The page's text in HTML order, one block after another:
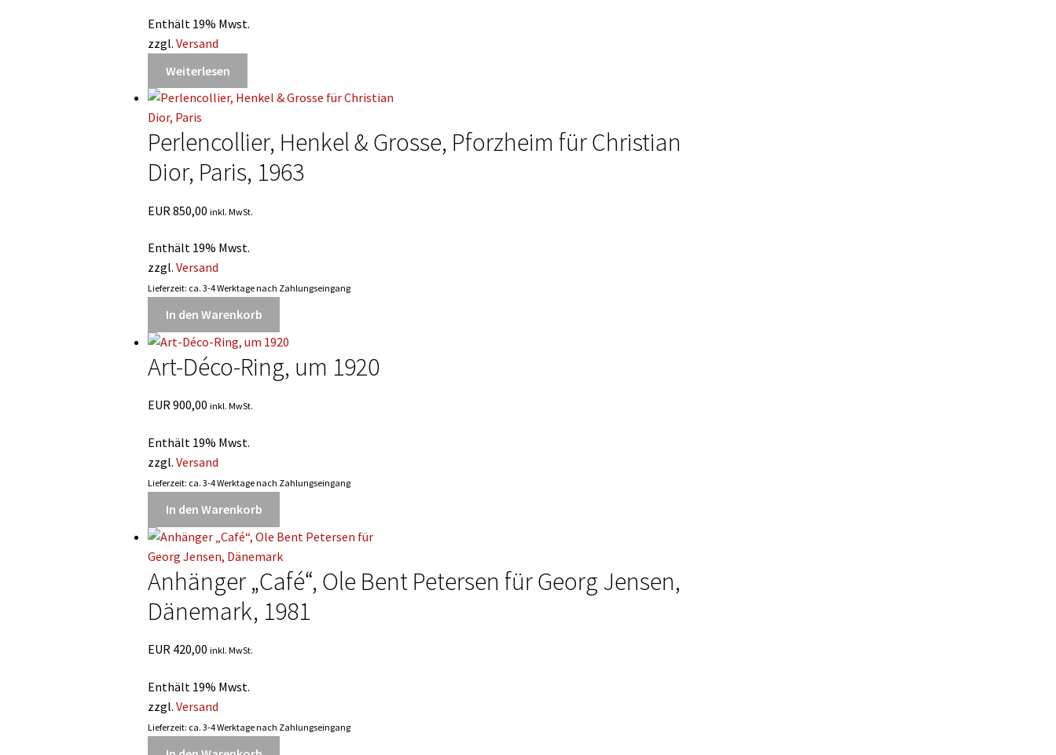
Enthält 19% Mwst.
zzgl.Versand
Weiterlesen
Perlencollier, Henkel & Grosse, Pforzheim für Christian
Dior, Paris, 1963
EUR 850,00 inkl. MwSt.
Enthält 19% Mwst.
zzgl.Versand
Lieferzeit: ca. 3-4 Werktage nach Zahlungseingang
In den Warenkorb
Art-Déco-Ring, um 1920
EUR900,00 inkl. MwSt.
Enthält 19% Mwst.
zzgl.Versand
Lieferzeit: ca. 3-4 Werktage nach Zahlungseingang
In den Warenkorb
Anhänger „Café“, Ole Bent Petersen für Georg Jensen,
Dänemark, 1981
EUR 420,00 inkl. MwSt.
Enthält 19% Mwst.
zzgl.Versand
Lieferzeit: ca. 3-4 Werktage nach Zahlungseingang